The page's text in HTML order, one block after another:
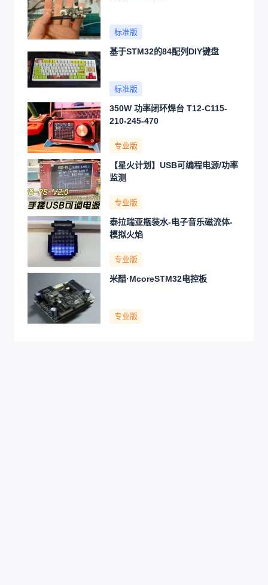
标准版
基于STM32的84配列DIY键盘
标准版
350W 功率闭环焊台 T12-C115-
210-245-470
专业版
【星火计划】USB可编程电源/功率
监测
专业版
泰拉瑞亚瓶装水-电子音乐磁流体-
模拟火焰
专业版
米醋·McoreSTM32电控板
专业版